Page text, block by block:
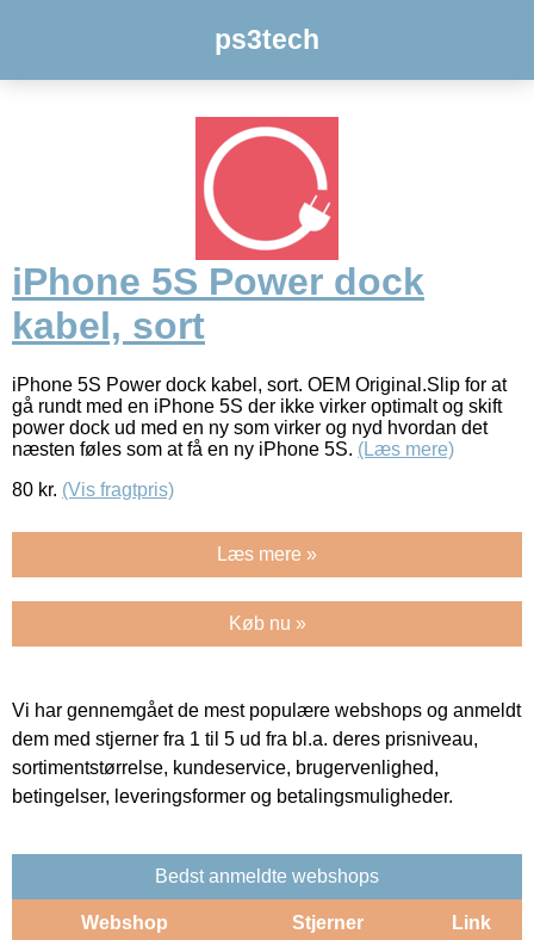
ps3tech
iPhone 5S Power dock
kabel, sort
iPhone 5S Power dock kabel, sort. OEM Original.Slip for at
gå rundt med en iPhone 5S der ikke virker optimalt og skift
power dock ud med en ny som virker og nyd hvordan det
næsten føles som at få en ny iPhone 5S. (Læs mere)
80 kr. (Vis fragtpris)
Læs mere »
Køb nu »
Vi har gennemgået de mest populære webshops og anmeldt
dem med stjerner fra 1 til 5 ud fra bl.a. deres prisniveau,
sortimentstørrelse, kundeservice, brugervenlighed,
betingelser, leveringsformer og betalingsmuligheder.
Bedst anmeldte webshops
Webshop Stjerner Link